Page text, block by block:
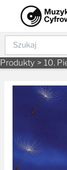
content
Szukaj
Produkty 10.